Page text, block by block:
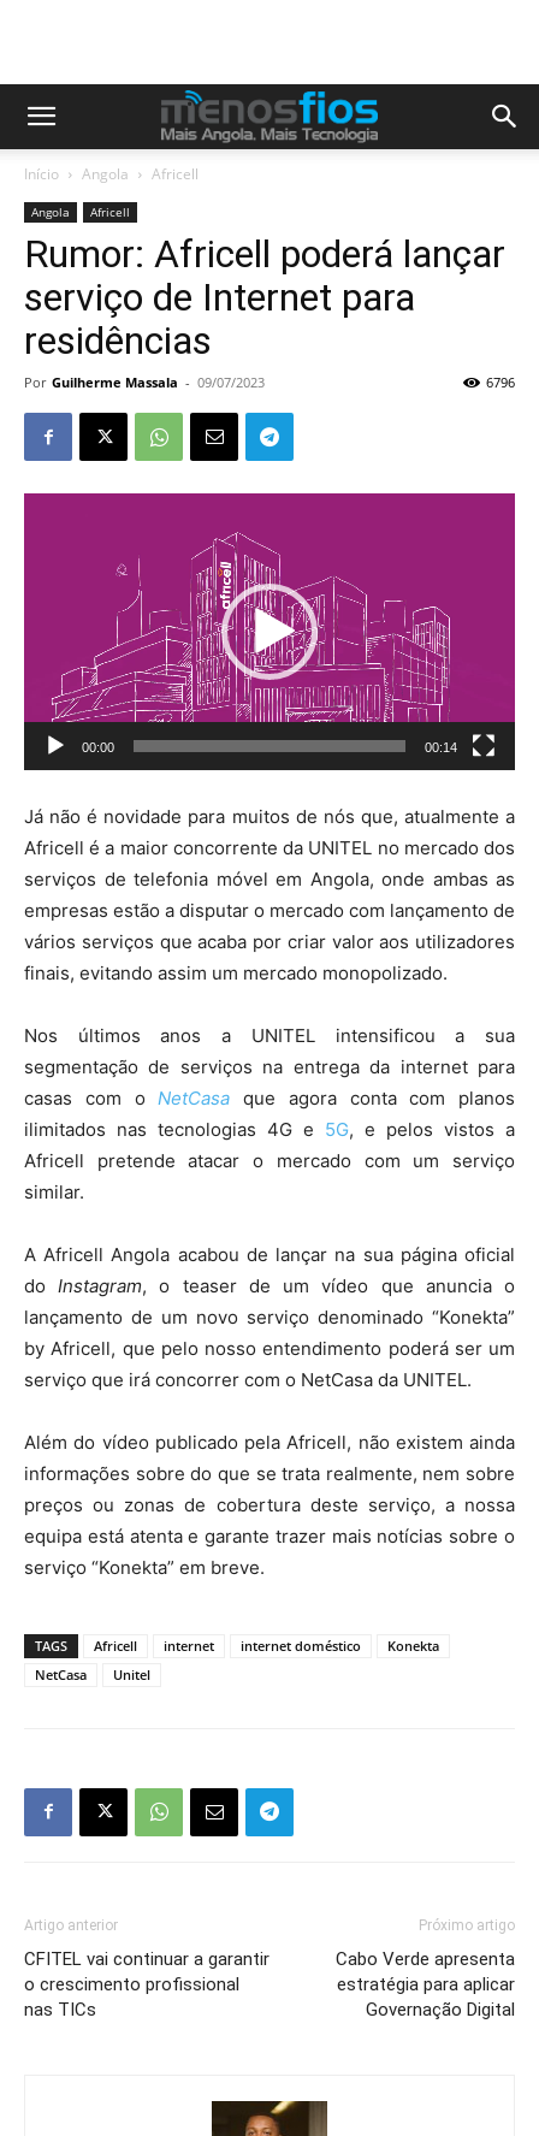
Início Angola Africell
Angola Africell
Rumor: Africell poderá lançar
serviço de Internet para
residências
Por Guilherme Massala - 09/07/2023 6796
00:00 00:14
Já não é novidade para muitos de nós que, atualmente a
Africell é a maior concorrente da UNITEL no mercado dos
serviços de telefonia móvel em Angola, onde ambas as
empresas estão a disputar o mercado com lançamento de
vários serviços que acaba por criar valor aos utilizadores
finais, evitando assim um mercado monopolizado.
Nos últimos anos a UNITEL intensificou a sua
segmentação de serviços na entrega da internet para
casas com o NetCasa que agora conta com planos
ilimitados nas tecnologias 4G e 5G, e pelos vistos a
Africell pretende atacar o mercado com um serviço
similar.
A Africell Angola acabou de lançar na sua página oficial
doInstagram, o teaser de um vídeo que anuncia o
lançamento de um novo serviço denominado “Konekta”
by Africell, que pelo nosso entendimento poderá ser um
serviço que irá concorrer com o NetCasa da UNITEL.
Além do vídeo publicado pela Africell, não existem ainda
informações sobre do que se trata realmente, nem sobre
preços ou zonas de cobertura deste serviço, a nossa
equipa está atenta e garante trazer mais notícias sobre o
serviço “Konekta” em breve.
TAGS Africell internet internet doméstico
Konekta
NetCasa
Unitel
Artigo anterior
CFITEL vai continuar a garantir
o crescimento profissional
nas TICs
Próximo artigo
Cabo Verde apresenta
estratégia para aplicar
Governação Digital